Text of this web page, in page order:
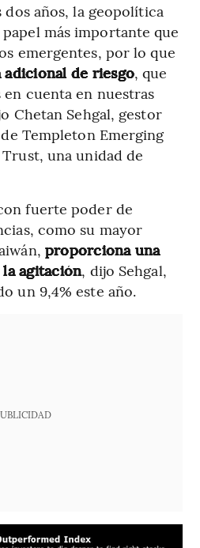
años, la geopolítica
más importante que
emergentes, por lo que
adicional de riesgo, que
cuenta en nuestras
Chetan Sehgal, gestor
Templeton Emerging
una unidad de
fuerte poder de
como su mayor
proporciona una
agitación, dijo Sehgal,
un 9,4% este año.